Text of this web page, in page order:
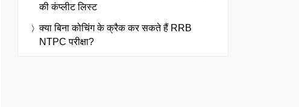
की कंप्लीट लिस्ट
क्या बिना कोचिंग के क्रैक कर सकते हैं RRB
NTPC परीक्षा?